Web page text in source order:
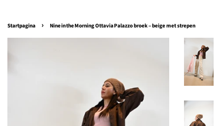
Startpagina › Nine in the Morning Ottavia Palazzo broek – beige met strepen